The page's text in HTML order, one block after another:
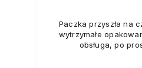
Paczka przyszła na
wytrzymałe
obsługa, po